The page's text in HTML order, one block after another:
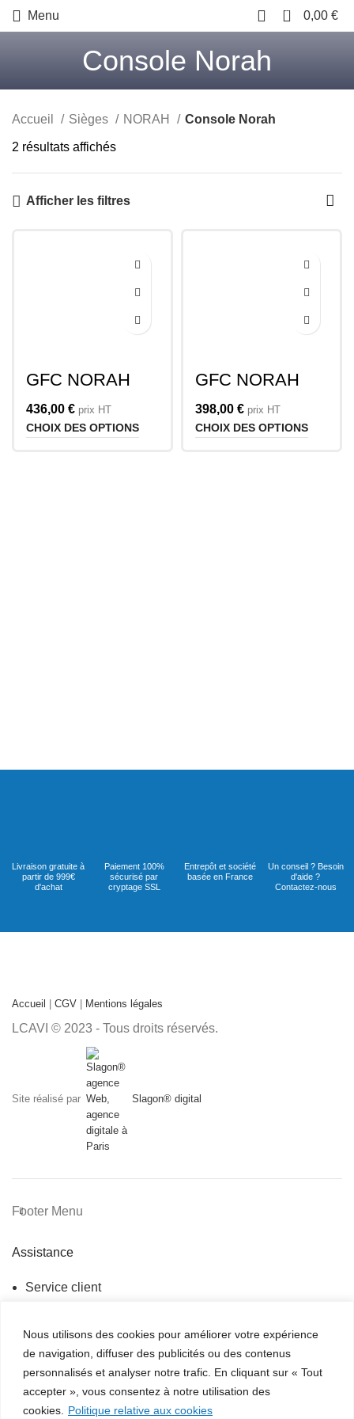
Nous utilisons des cookies pour améliorer votre expérience
de navigation, diffuser des publicités ou des contenus
personnalisés et analyser notre trafic. En cliquant sur « Tout
accepter », vous consentez à notre utilisation des
cookies.
Politique relative aux cookies
Menu 0 0,00 €
Console Norah
Accueil Sièges NORAH Console Norah
2 résultats affichésTrié
récent
ancien
Afficher les filtres
GFC NORAH
Console Avec
Stockage
Biseautée
436,00 € prix HT
CHOIX DES OPTIONS
GFC NORAH
Console Avec
Stockage
398,00 € prix HT
CHOIX DES OPTIONS
Livraison gratuite à
partir de 999€
d'achat
Paiement 100%
sécurisé par
cryptage SSL
Entrepôt et société
basée en France
Un conseil ? Besoin
d'aide ?
Contactez-nous
Accueil CGV Mentions légales
LCAVI © 2023 - Tous droits réservés.
Site réalisé par Slagon® digital
Footer Menu
Assistance
Service client
Contactez-nous
Politique de confidentialité
Information